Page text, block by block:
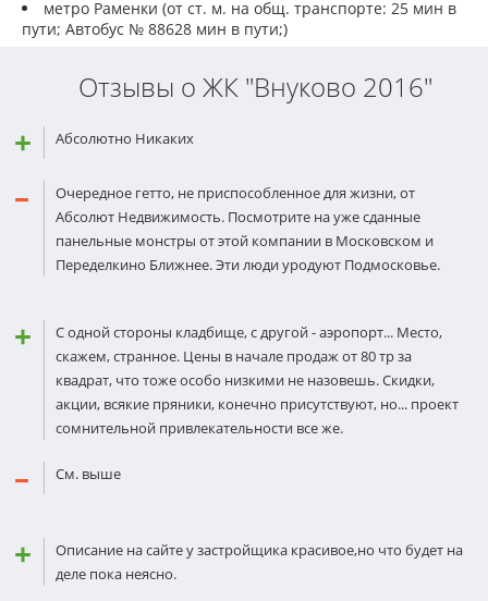
метро Раменки (от ст. м. на общ. транспорте: 25 мин в
пути; Автобус № 88628 мин в пути;)
Отзывы о ЖК "Внуково 2016"
Абсолютно Никаких
Очередное гетто, не приспособленное для жизни, от
Абсолют Недвижимость. Посмотрите на уже сданные
панельные монстры от этой компании в Московском и
Переделкино Ближнее. Эти люди уродуют Подмосковье.
С одной стороны кладбище, с другой - аэропорт... Место,
скажем, странное. Цены в начале продаж от 80 тр за
квадрат, что тоже особо низкими не назовешь. Скидки,
акции, всякие пряники, конечно присутствуют, но... проект
сомнительной привлекательности все же.
См. выше
Описание на сайте у застройщика красивое,но что будет на
деле пока неясно.